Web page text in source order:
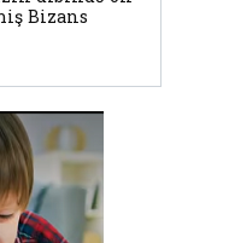
Bizans